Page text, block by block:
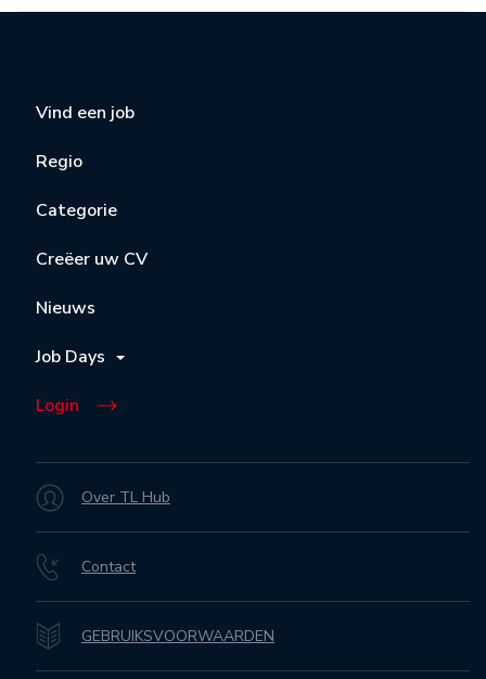
Vind een job
Regio
Categorie
Creëer uw CV
Nieuws
Job Days
Login
Over TL Hub
Contact
GEBRUIKSVOORWAARDEN